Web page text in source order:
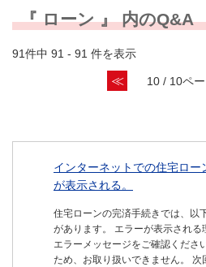
『 ローン 』 内のQ&A
91件中 91 - 91 件を表示
≪ 10 / 10ペ
インターネットでの住宅ロー
が表示される。
住宅ローンの完済手続きでは、以
があります。 エラーが表示され
エラーメッセージをご確認くださ
ため、お取り扱いできません。